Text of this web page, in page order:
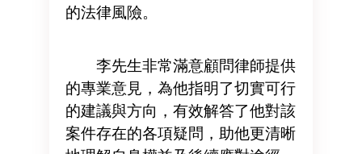
的法律風險。
李先生非常滿意顧問律師提供
的專業意見，為他指明了切實可行
的建議與方向，有效解答了他對該
案件存在的各項疑問，助他更清晰